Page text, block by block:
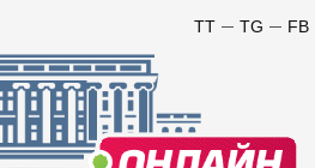
FB
TG
TT